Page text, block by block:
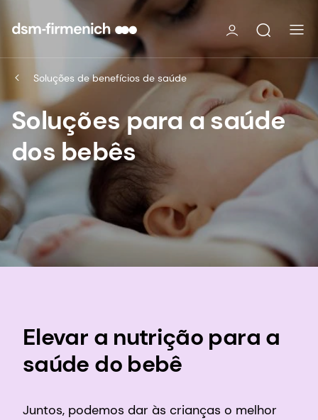
Soluções de benefícios de saúde
Soluções para a saúde
dos bebês
Elevar a nutrição para a
saúde do bebê
Juntos, podemos dar às crianças o melhor